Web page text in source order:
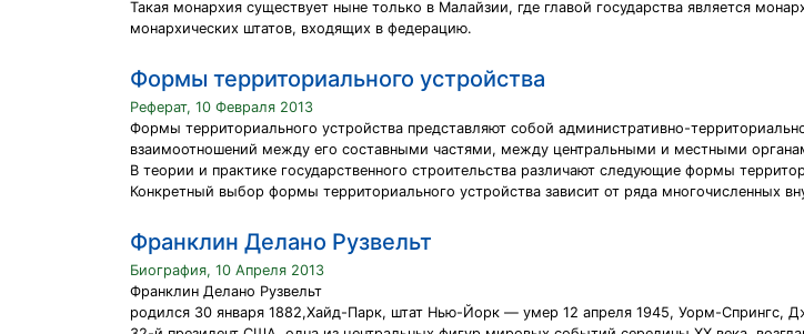
Такая монархия существует ныне только в Малайзии, где главой государства является
монархических штатов, входящих в федерацию.
Формы территориального устройства
Реферат, 10 Февраля 2013
Формы территориального устройства представляют собой административно-
взаимоотношений между его составными частями, между центральными и местными
В теории и практике государственного строительства различают следующие формы
Конкретный выбор формы территориального устройства зависит от ряда многочисленных
Франклин Делано Рузвельт
Биография, 10 Апреля 2013
Франклин Делано Рузвельт
родился 30 января 1882,Хайд-Парк, штат Нью-Йорк — умер 12 апреля 1945, Уорм-Спрингс,